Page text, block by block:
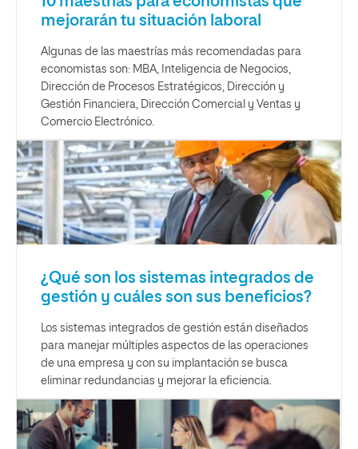
mejorarán tu situación laboral
Algunas de las maestrías más recomendadas para
economistas son: MBA, Inteligencia de Negocios,
Dirección de Procesos Estratégicos, Dirección y
Gestión Financiera, Dirección Comercial y Ventas y
Comercio Electrónico.
¿Qué son los sistemas integrados de
gestión y cuáles son sus beneficios?
Los sistemas integrados de gestión están diseñados
para manejar múltiples aspectos de las operaciones
de una empresa y con su implantación se busca
eliminar redundancias y mejorar la eficiencia.